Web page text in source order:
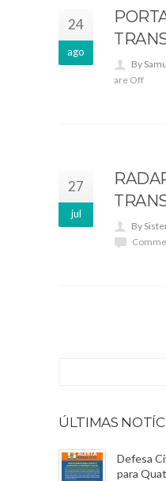
24
ago
By
are Off
27
jul
By
ÚLTIMAS
Defesa
para